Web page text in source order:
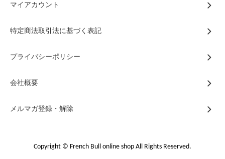
マイアカウント
特定商法取引法に基づく表記
プライバシーポリシー
会社概要
メルマガ登録・解除
Copyright © French Bull online shop All Rights Reserved.